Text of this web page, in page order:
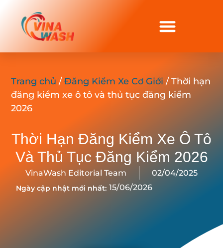
Trang chủ /Đăng Kiểm Xe Cơ Giới / Thời hạn
đăng kiểm xe ô tô và thủ tục đăng kiểm
2026
Thời Hạn Đăng Kiểm Xe Ô Tô
Và Thủ Tục Đăng Kiểm 2026
VinaWash Editorial Team 02/04/2025
Ngày cập nhật mới nhất: 15/06/2026